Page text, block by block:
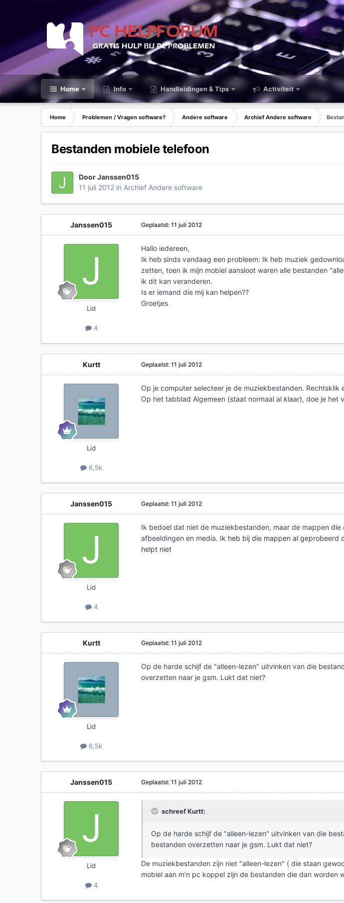
Home Info Handleidingen & Tips Activiteit
Home Problemen / Vragen software? Andere software Archief Andere software
Bestanden mobiele telefoon
DoorJanssen015
11 juli 2012 in Archief Andere software
Janssen015
Lid
4
Geplaatst:11 juli 2012
Hallo iedereen,
Ik heb sinds vandaag een probleem: Ik heb muziek
zetten, toen ik mijn mobiel aansloot waren alle bestanden
ik dit kan veranderen.
Is er iemand die mij kan helpen??
Groetjes
Kurtt
Lid
6,5k
Geplaatst:11 juli 2012
Op je computer selecteer je de muziekbestanden. Rechtsklik
Op het tabblad Algemeen (staat normaal al klaar), doe je het
Janssen015
Lid
4
Geplaatst:11 juli 2012
Ik bedoel dat niet de muziekbestanden, maar de mappen die
afbeeldingen en media. Ik heb bij die mappen al geprobeerd
helpt niet
Kurtt
Lid
6,5k
Geplaatst:11 juli 2012
Op de harde schijf de "alleen-lezen" uitvinken van die
overzetten naar je gsm. Lukt dat niet?
Janssen015
Lid
4
Geplaatst:11 juli 2012
schreef Kurtt:
Op de harde schijf de "alleen-lezen" uitvinken van die
bestanden overzetten naar je gsm. Lukt dat niet?
De muziekbestanden zijn niet "alleen-lezen" ( die staan
mobiel aan m'n pc koppel zijn de bestanden die dan worden